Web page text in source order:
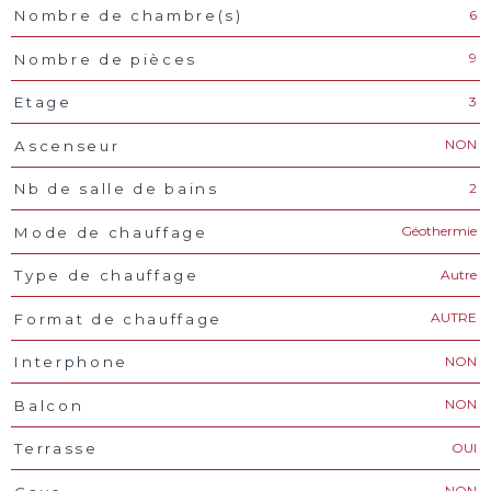
Nombre de chambre(s) 6
Nombre de pièces 9
Etage 3
Ascenseur NON
Nb de salle de bains 2
Mode de chauffage Géothermie
Type de chauffage Autre
Format de chauffage AUTRE
Interphone NON
Balcon NON
Terrasse OUI